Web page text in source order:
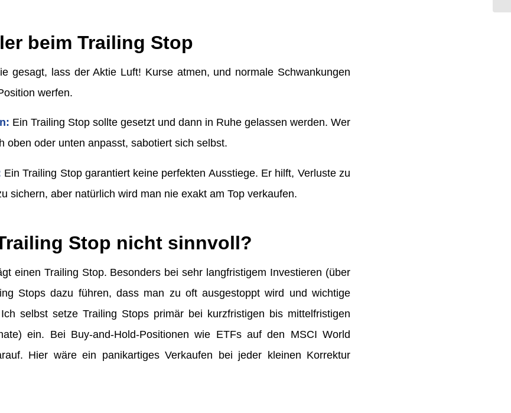
beim Trailing Stop
gesagt, lass der Aktie Luft! Kurse atmen, und normale Schwankungen
werfen.
Ein Trailing Stop sollte gesetzt und dann in Ruhe gelassen werden. Wer
oben oder unten anpasst, sabotiert sich selbst.
Ein Trailing Stop garantiert keine perfekten Ausstiege. Er hilft, Verluste zu
sichern, aber natürlich wird man nie exakt am Top verkaufen.
Stop nicht sinnvoll?
einen Trailing Stop. Besonders bei sehr langfristigem Investieren (über
Stops dazu führen, dass man zu oft ausgestoppt wird und wichtige
selbst setze Trailing Stops primär bei kurzfristigen bis mittelfristigen
ein. Bei Buy-and-Hold-Positionen wie ETFs auf den MSCI World
Hier wäre ein panikartiges Verkaufen bei jeder kleinen Korrektur